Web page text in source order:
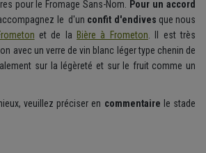
pour le Fromage Sans-Nom. Pour un accord
le d'un confit d'endives que nous
et de la Bière à Frometon. Il est très
avec un verre de vin blanc léger type chenin de
sur la légèreté et sur le fruit comme un
veuillez préciser en commentaire le stade